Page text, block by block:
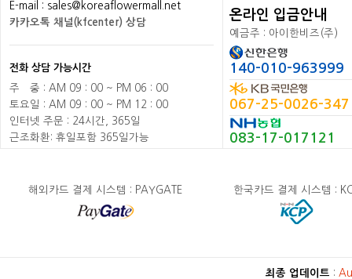
E-mail : sales@koreaflowermall.net
카카오톡 채널(kfcenter) 상담
전화 상담 가능시간
주
중 : AM 09 : 00 ~ PM 06 : 00
토요일 : AM 09 : 00 ~ PM 12 : 00
인터넷 주문 : 24시간, 365일
근조화환: 휴일포함 365일가능
온라인 입금안내
예금주 : 아이한비즈(주)
140-010-963999
067-25-0026-347
083-17-017121
해외카드 결제 시스템 : PAYGATE 한국카드 결제 시스템 :
최종 업데이트 :